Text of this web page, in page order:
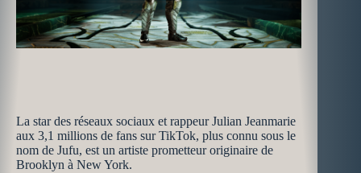
La star des réseaux sociaux et rappeur Julian Jeanmarie
aux 3,1 millions de fans sur TikTok, plus connu sous le
nom de Jufu, est un artiste prometteur originaire de
Brooklyn à New York.